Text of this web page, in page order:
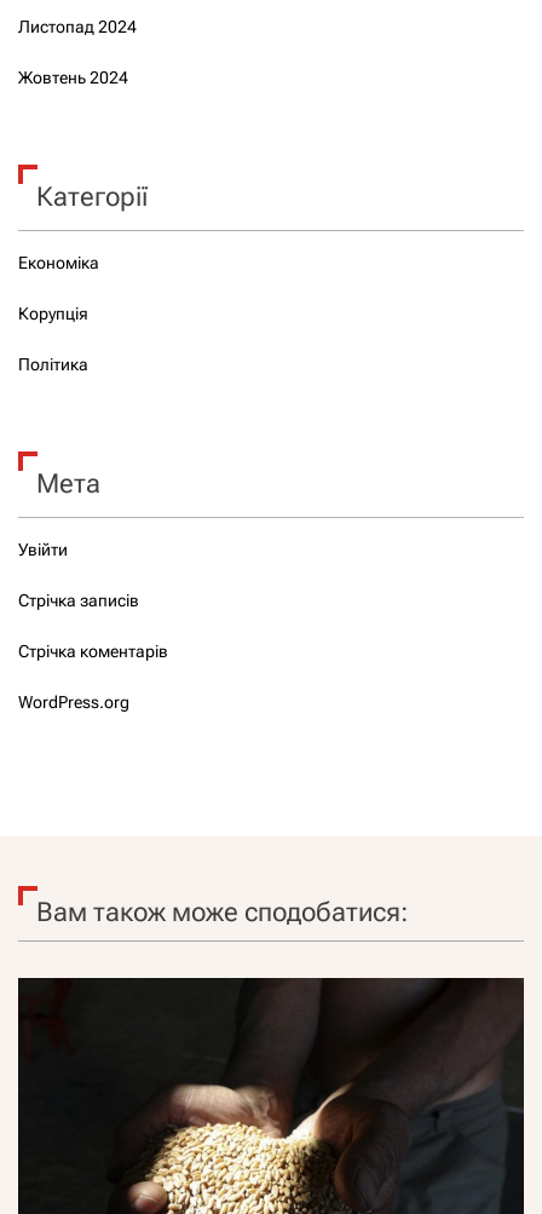
Листопад 2024
Жовтень 2024
Категорії
Економіка
Корупція
Політика
Мета
Увійти
Стрічка записів
Стрічка коментарів
WordPress.org
Вам також може сподобатися: